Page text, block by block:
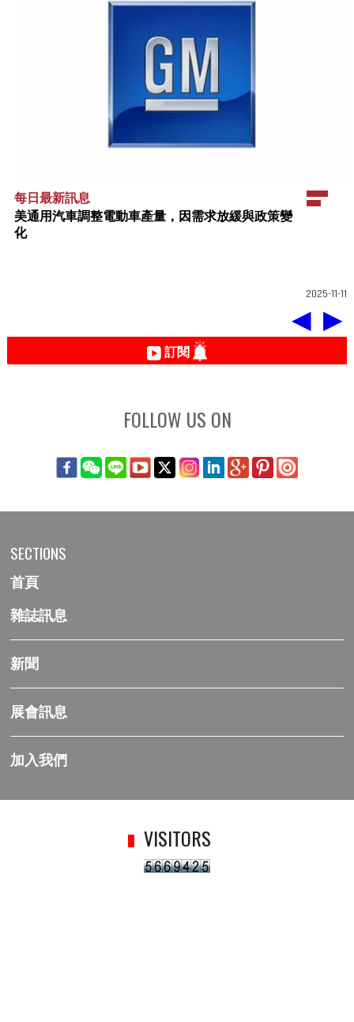
每日最新訊息
美通用汽車調整電動車產量，因需求放緩與政策變
化
2025-11-11
◀ ▶
訂閱
FOLLOW US ON
SECTIONS
首頁
雜誌訊息
新聞
展會訊息
加入我們
VISITORS